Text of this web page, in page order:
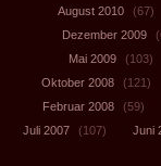
August 2010
(67)
Dezember 2009
Mai 2009
(103)
Oktober 2008
(121)
Februar 2008
(59)
Juli 2007
(107) Juni